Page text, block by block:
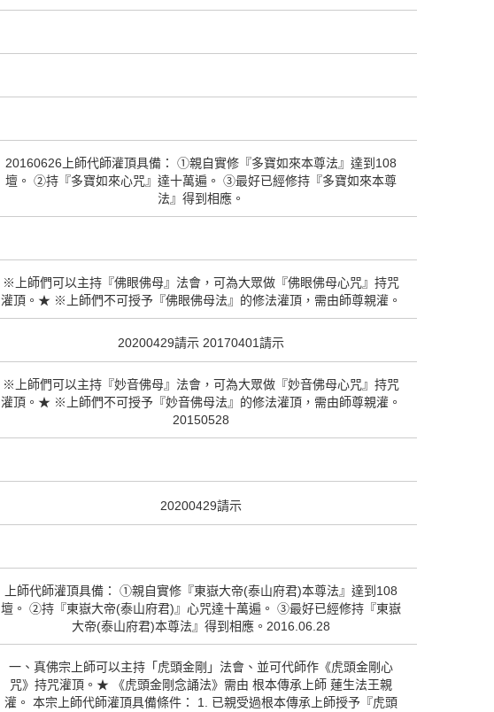
20160626上師代師灌頂具備： ①親自實修『多寶如來本尊法』達到108
壇。 ②持『多寶如來心咒』達十萬遍。 ③最好已經修持『多寶如來本尊
法』得到相應。
※上師們可以主持『佛眼佛母』法會，可為大眾做『佛眼佛母心咒』持咒
灌頂。★ ※上師們不可授予『佛眼佛母法』的修法灌頂，需由師尊親灌。
20200429請示 20170401請示
※上師們可以主持『妙音佛母』法會，可為大眾做『妙音佛母心咒』持咒
灌頂。★ ※上師們不可授予『妙音佛母法』的修法灌頂，需由師尊親灌。
20150528
20200429請示
上師代師灌頂具備： ①親自實修『東嶽大帝(泰山府君)本尊法』達到108
壇。 ②持『東嶽大帝(泰山府君)』心咒達十萬遍。 ③最好已經修持『東嶽
大帝(泰山府君)本尊法』得到相應。2016.06.28
一、真佛宗上師可以主持「虎頭金剛」法會、並可代師作《虎頭金剛心
咒》持咒灌頂。★ 《虎頭金剛念誦法》需由 根本傳承上師 蓮生法王親
灌。 本宗上師代師灌頂具備條件： 1. 已親受過根本傳承上師授予『虎頭